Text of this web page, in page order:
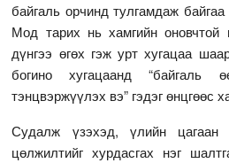
байгаль орчинд тулгамдаж
Мод тарих нь хамгийн
дүнгээ өгөх гэж урт хугацаа
богино хугацаанд “байгаль
тэнцвэржүүлэх вэ” гэдэг өнцгөөс
Судалж үзэхэд, үлийн
цөлжилтийг хурдасгах нэг